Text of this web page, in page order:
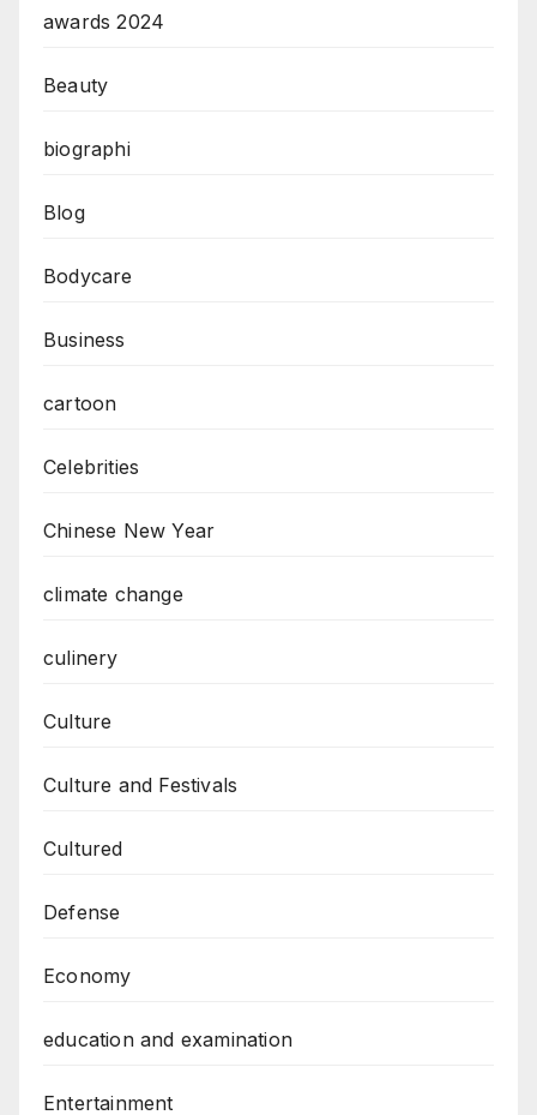
awards 2024
Beauty
biographi
Blog
Bodycare
Business
cartoon
Celebrities
Chinese New Year
climate change
culinery
Culture
Culture and Festivals
Cultured
Defense
Economy
education and examination
Entertainment